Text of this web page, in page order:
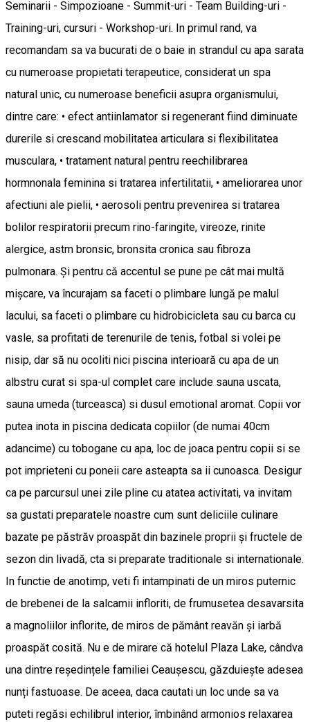
Seminarii - Simpozioane - Summit-uri - Team Building-uri -
Training-uri, cursuri - Workshop-uri. In primul rand, va
recomandam sa va bucurati de o baie in strandul cu apa sarata
cu numeroase propietati terapeutice, considerat un spa
natural unic, cu numeroase beneficii asupra organismului,
dintre care: • efect antiinlamator si regenerant fiind diminuate
durerile si crescand mobilitatea articulara si flexibilitatea
musculara, • tratament natural pentru reechilibrarea
hormnonala feminina si tratarea infertilitatii, • ameliorarea unor
afectiuni ale pielii, • aerosoli pentru prevenirea si tratarea
bolilor respiratorii precum rino-faringite, vireoze, rinite
alergice, astm bronsic, bronsita cronica sau fibroza
pulmonara. Și pentru că accentul se pune pe cât mai multă
mișcare, va încurajam sa faceti o plimbare lungă pe malul
lacului, sa faceti o plimbare cu hidrobicicleta sau cu barca cu
vasle, sa profitati de terenurile de tenis, fotbal si volei pe
nisip, dar să nu ocoliti nici piscina interioară cu apa de un
albstru curat si spa-ul complet care include sauna uscata,
sauna umeda (turceasca) si dusul emotional aromat. Copii vor
putea inota in piscina dedicata copiilor (de numai 40cm
adancime) cu tobogane cu apa, loc de joaca pentru copii si se
pot imprieteni cu poneii care asteapta sa ii cunoasca. Desigur
ca pe parcursul unei zile pline cu atatea activitati, va invitam
sa gustati preparatele noastre cum sunt deliciile culinare
bazate pe păstrăv proaspăt din bazinele proprii și fructele de
sezon din livadă, cta si preparate traditionale si internationale.
In functie de anotimp, veti fi intampinati de un miros puternic
de brebenei de la salcamii infloriti, de frumusetea desavarsita
a magnoliilor inflorite, de miros de pământ reavăn și iarbă
proaspăt cosită. Nu e de mirare că hotelul Plaza Lake, cândva
una dintre reședințele familiei Ceaușescu, găzduiește adesea
nunți fastuoase. De aceea, daca cautati un loc unde sa va
puteti regăsi echilibrul interior, îmbinând armonios relaxarea